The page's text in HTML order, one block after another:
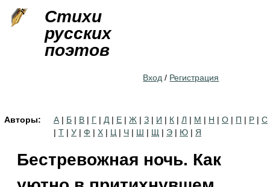
Стихи
русских
поэтов
Вход / Регистрация
Авторы: А | Б | В | Г | Д | Е | Ж | З | И | К | Л | М | Н | О | П | Р | С
| Т | У | Ф | Х | Ц | Ч | Ш | Щ | Э | Ю | Я
Бестревожная ночь. Как